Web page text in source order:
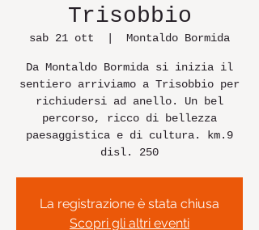
Trisobbio
sab 21 ott Montaldo Bormida
Da Montaldo Bormida si inizia il
sentiero arriviamo a Trisobbio per
richiudersi ad anello. Un bel
percorso, ricco di bellezza
paesaggistica e di cultura. km.9
disl. 250
La registrazione è stata chiusa
Scopri gli altri eventi